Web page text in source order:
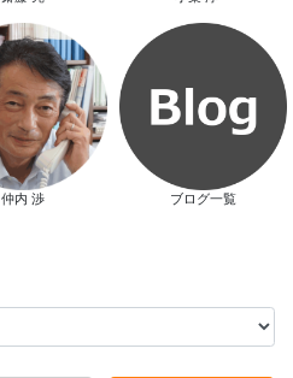
新春特別キャンペーン
仲内 渉 ブログ一覧